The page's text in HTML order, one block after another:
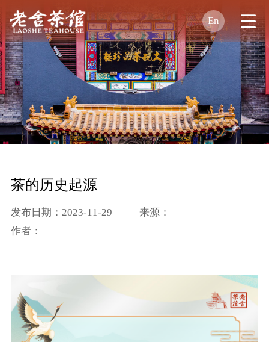
En
茶的历史起源
发布日期：2023-11-29
来源：
作者：